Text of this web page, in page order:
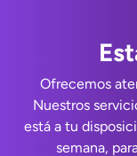
Ofrecemos
Nuestros
está a tu
semana,